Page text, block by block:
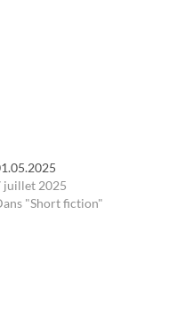
juillet 2025
"Short fiction"